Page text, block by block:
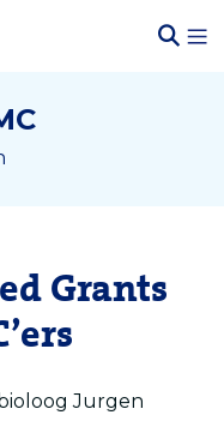
Grants
Jurgen